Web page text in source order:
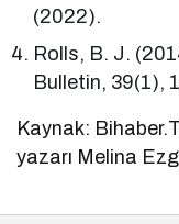
(2022).
Rolls, B. J.
Bulletin, 39(1),
Kaynak:
yazarı Melina